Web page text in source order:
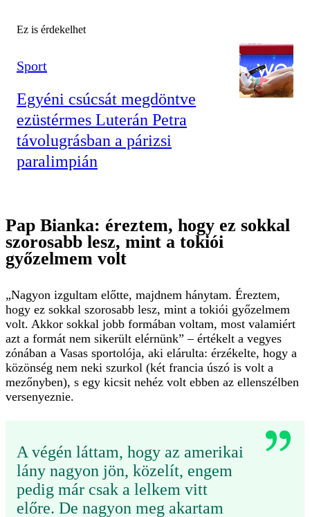
Ez is érdekelhet
Sport
Egyéni csúcsát megdöntve
ezüstérmes Luterán Petra
távolugrásban a párizsi
paralimpián
Pap Bianka: éreztem, hogy ez sokkal
szorosabb lesz, mint a tokiói
győzelmem volt
„Nagyon izgultam előtte, majdnem hánytam. Éreztem,
hogy ez sokkal szorosabb lesz, mint a tokiói győzelmem
volt. Akkor sokkal jobb formában voltam, most valamiért
azt a formát nem sikerült elérnünk” – értékelt a vegyes
zónában a Vasas sportolója, aki elárulta: érzékelte, hogy a
közönség nem neki szurkol (két francia úszó is volt a
mezőnyben), s egy kicsit nehéz volt ebben az ellenszélben
versenyeznie.
A végén láttam, hogy az amerikai
lány nagyon jön, közelít, engem
pedig már csak a lelkem vitt
előre. De nagyon meg akartam